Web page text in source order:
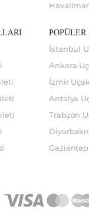
POPÜLER
İstanbul
Ankara
İzmir
Antalya
Trabzon